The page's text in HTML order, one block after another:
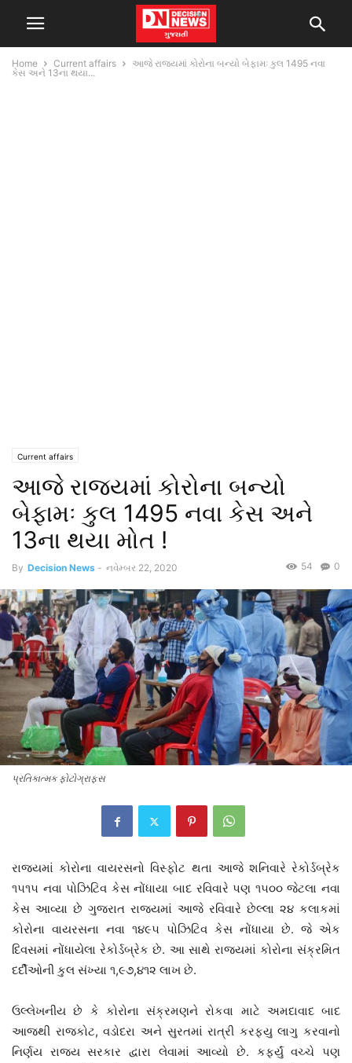
Home Current affairs
આજે રાજ્યમાં કોરોના બન્યો બેફામઃ કુલ 1495 નવા
કેસ અને 13ના થયા...
Current affairs
આજે રાજ્યમાં કોરોના બન્યો
બેફામઃ કુલ 1495 નવા કેસ અને
13ના થયા મોત !
By Decision News - નવેમ્બર 22, 2020 0
54
પ્રતિકાત્મક ફોટોગ્રાફ્સ
રાજ્યમાં કોરોના વાયરસનો વિસ્ફોટ થતા આજે શનિવારે રેકોર્ડબ્રેક
૧૫૧૫ નવા પોઝિટિવ કેસ નોંધાયા બાદ રવિવારે પણ ૧૫૦૦ જેટલા નવા
કેસ આવ્યા છે ગુજરાત રાજ્યમાં આજે રવિવારે છેલ્લા ૨૪ કલાકમાં
કોરોના વાયરસના નવા ૧૪૯૫ પોઝિટિવ કેસ નોંધાયા છે. જે એક
દિવસમાં નોંધાયેલા રેકોર્ડબ્રેક છે. આ સાથે રાજ્યમાં કોરોના સંક્રમિત
દર્દીઓની કુલ સંખ્યા ૧,૯૭,૪૧૨ લાખ છે.
ઉલ્લેખનીય છે કે કોરોના સંક્રમણને રોકવા માટે અમદાવાદ બાદ
આજથી રાજકોટ, વડોદરા અને સુરતમાં રાત્રી કરફ્યુ લાગુ કરવાનો
નિર્ણય રાજ્ય સરકાર દ્વારા લેવામાં આવ્યો છે. કર્ફ્યું વચ્ચે પણ